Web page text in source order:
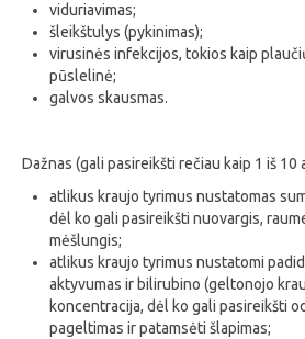
viduriavimas;
šleikštulys (pykinimas);
virusinės infekcijos, tokios kaip
pūslelinė;
galvos skausmas.
Dažnas (gali pasireikšti rečiau kaip 1 iš 10
atlikus kraujo tyrimus nustatomas
dėl ko gali pasireikšti nuovargis,
mėšlungis;
atlikus kraujo tyrimus nustatomi
aktyvumas ir bilirubino (geltonojo
koncentracija, dėl ko gali pasireikšti
pageltimas ir patamsėti šlapimas;